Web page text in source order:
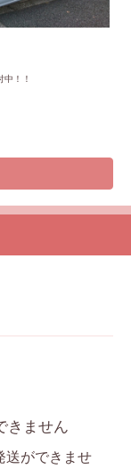
！！
きません
送ができませ